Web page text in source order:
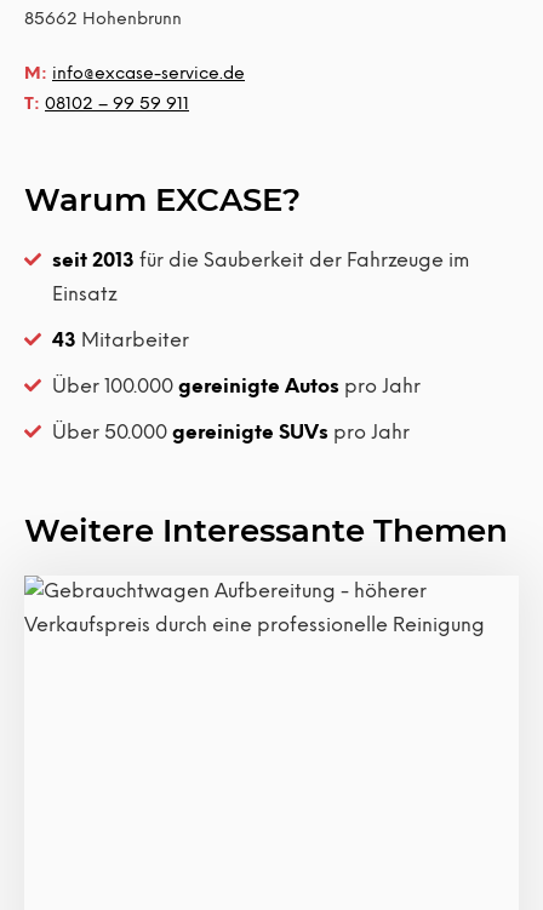
85662 Hohenbrunn
M: info@excase-service.de
T: 08102 – 99 59 911
Warum EXCASE?
seit 2013 für die Sauberkeit der Fahrzeuge im
Einsatz
43 Mitarbeiter
Über 100.000 gereinigte Autospro Jahr
Über 50.000 gereinigte SUVspro Jahr
Weitere Interessante Themen